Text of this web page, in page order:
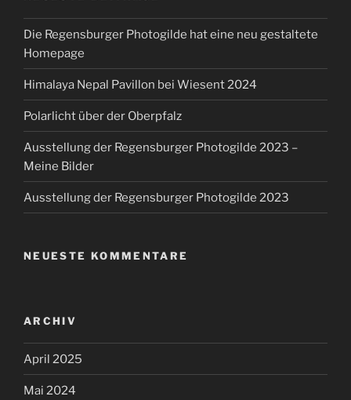
Die Regensburger Photogilde hat eine neu gestaltete
Homepage
Himalaya Nepal Pavillon bei Wiesent 2024
Polarlicht über der Oberpfalz
Ausstellung der Regensburger Photogilde 2023 –
Meine Bilder
Ausstellung der Regensburger Photogilde 2023
NEUESTE KOMMENTARE
ARCHIV
April 2025
Mai 2024